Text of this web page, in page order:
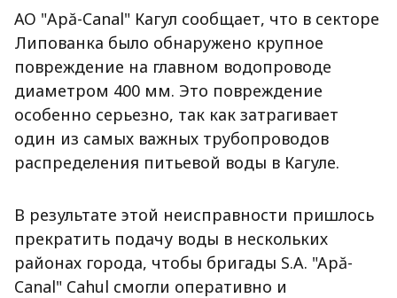
АО "Apă-Canal" Кагул сообщает, что в секторе
Липованка было обнаружено крупное
повреждение на главном водопроводе
диаметром 400 мм. Это повреждение
особенно серьезно, так как затрагивает
один из самых важных трубопроводов
распределения питьевой воды в Кагуле.
В результате этой неисправности пришлось
прекратить подачу воды в нескольких
районах города, чтобы бригады S.A. "Apă-
Canal" Cahul смогли оперативно и